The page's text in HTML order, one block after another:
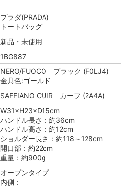
プラダ(PRADA)
トートバッグ
新品・未使用
1BG887
NERO/FUOCO ブラック (F0LJ4)
金具色:ゴールド
SAFFIANO CUIR カーフ (2A4A)
W31×H23×D15cm
ハンドル長さ：約36cm
ハンドル高さ：約12cm
ショルダー長さ：約118～128cm
開口部：約22cm
重量：約900g
オープンタイプ
内側：